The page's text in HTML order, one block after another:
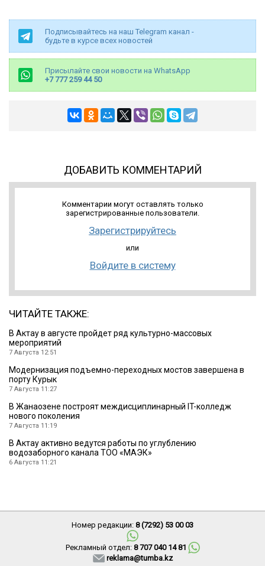
Подписывайтесь на наш Telegram канал -
будьте в курсе всех новостей
Присылайте свои новости на WhatsApp
+7 777 259 44 50
ДОБАВИТЬ КОММЕНТАРИЙ
Комментарии могут оставлять только
зарегистрированные пользователи.
Зарегистрируйтесь
или
Войдите в систему
ЧИТАЙТЕ ТАКЖЕ:
В Актау в августе пройдет ряд культурно-массовых
мероприятий
7 Августа 12:51
Модернизация подъемно-переходных мостов завершена в
порту Курык
7 Августа 11:27
В Жанаозене построят междисциплинарный IT-колледж
нового поколения
7 Августа 11:19
В Актау активно ведутся работы по углублению
водозаборного канала ТОО «МАЭК»
6 Августа 11:21
Номер редакции: 8 (7292) 53 00 03
Рекламный отдел: 8 707 040 14 81
reklama@tumba.kz